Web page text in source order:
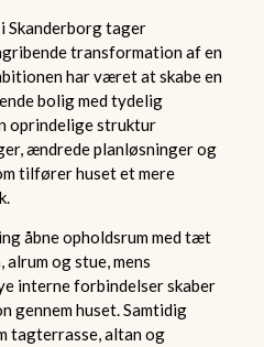
Skanderborg tager
transformation af en
har været at skabe en
bolig med tydelig
oprindelige struktur
ændrede planløsninger og
tilfører huset et mere
åbne opholdsrum med tæt
og stue, mens
interne forbindelser skaber
gennem huset. Samtidig
tagterrasse, altan og